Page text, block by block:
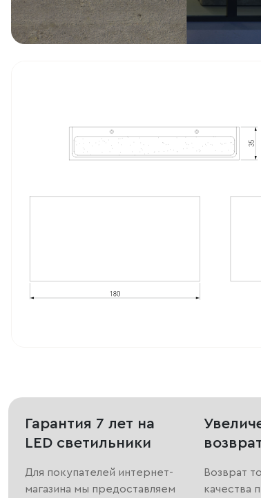
Гарантия 7 лет на
LED светильники
Для покупателей интернет-
магазина мы предоставляем
Возврат
качества